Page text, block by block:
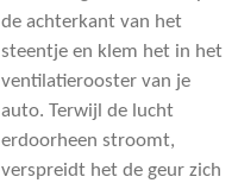
de achterkant van het
steentje en klem het in het
ventilatierooster van je
auto. Terwijl de lucht
erdoorheen stroomt,
verspreidt het de geur zich